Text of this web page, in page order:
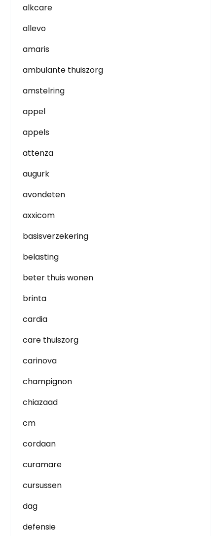
alkcare
allevo
amaris
ambulante thuiszorg
amstelring
appel
appels
attenza
augurk
avondeten
axxicom
basisverzekering
belasting
beter thuis wonen
brinta
cardia
care thuiszorg
carinova
champignon
chiazaad
cm
cordaan
curamare
cursussen
dag
defensie